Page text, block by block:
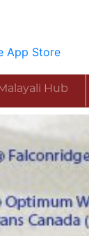
Malayali Hub